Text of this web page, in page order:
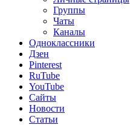
Группы
Чаты
Каналы
Одноклассники
Дзен
Pinterest
RuTube
YouTube
Сайты
Новости
Статьи